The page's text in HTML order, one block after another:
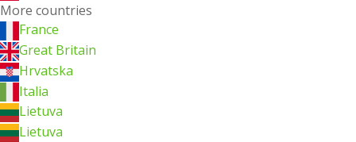
More countries
France
Great Britain
Hrvatska
Italia
Lietuva
Lietuva